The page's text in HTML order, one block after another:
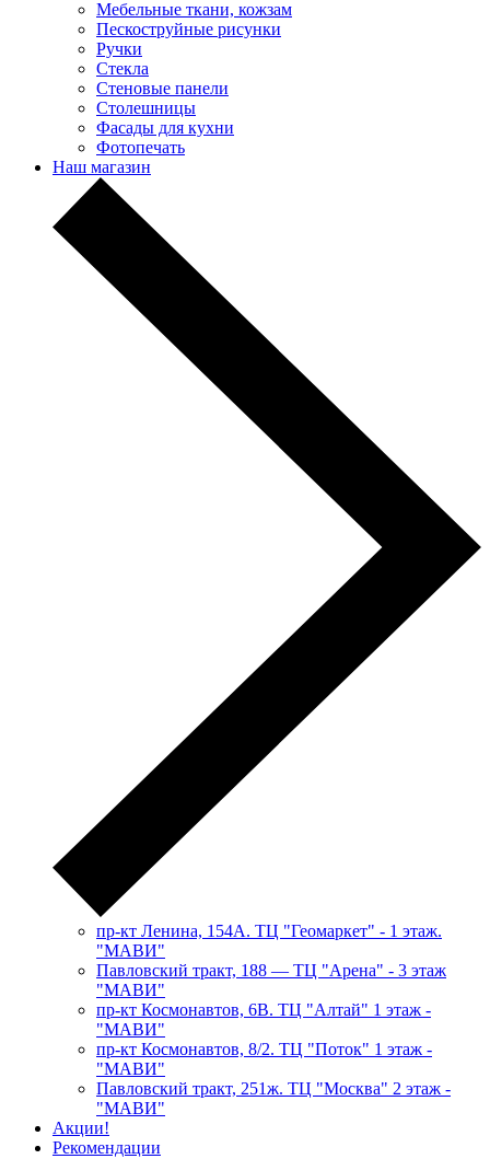
Мебельные ткани, кожзам
Пескоструйные рисунки
Ручки
Стекла
Стеновые панели
Столешницы
Фасады для кухни
Фотопечать
Наш магазин
пр-кт Ленина, 154А. ТЦ "Геомаркет" - 1 этаж.
"МАВИ"
​Павловский тракт, 188 — ТЦ "Арена" - 3 этаж
"МАВИ"
пр-кт Космонавтов, 6В. ТЦ "Алтай" 1 этаж -
"МАВИ"
пр-кт Космонавтов, 8/2. ТЦ "Поток" 1 этаж -
"МАВИ"
Павловский тракт, 251ж. ТЦ "Москва" 2 этаж -
"МАВИ"
Акции!
Рекомендации